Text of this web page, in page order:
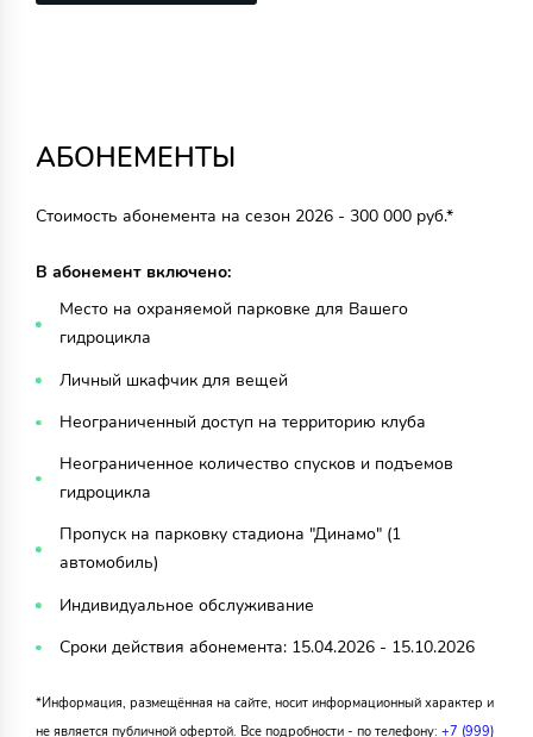
АБОНЕМЕНТЫ
Стоимость абонемента на сезон 2026 - 300 000 руб.*
В абонемент включено:
Место на охраняемой парковке для Вашего
гидроцикла
Личный шкафчик для вещей
Неограниченный доступ на территорию клуба
Неограниченное количество спусков и подъемов
гидроцикла
Пропуск на парковку стадиона "Динамо" (1
автомобиль)
Индивидуальное обслуживание
Сроки действия абонемента: 15.04.2026 - 15.10.2026
*Информация, размещённая на сайте, носит информационный характер и
не является публичной офертой. Все подробности - по телефону: +7 (999)